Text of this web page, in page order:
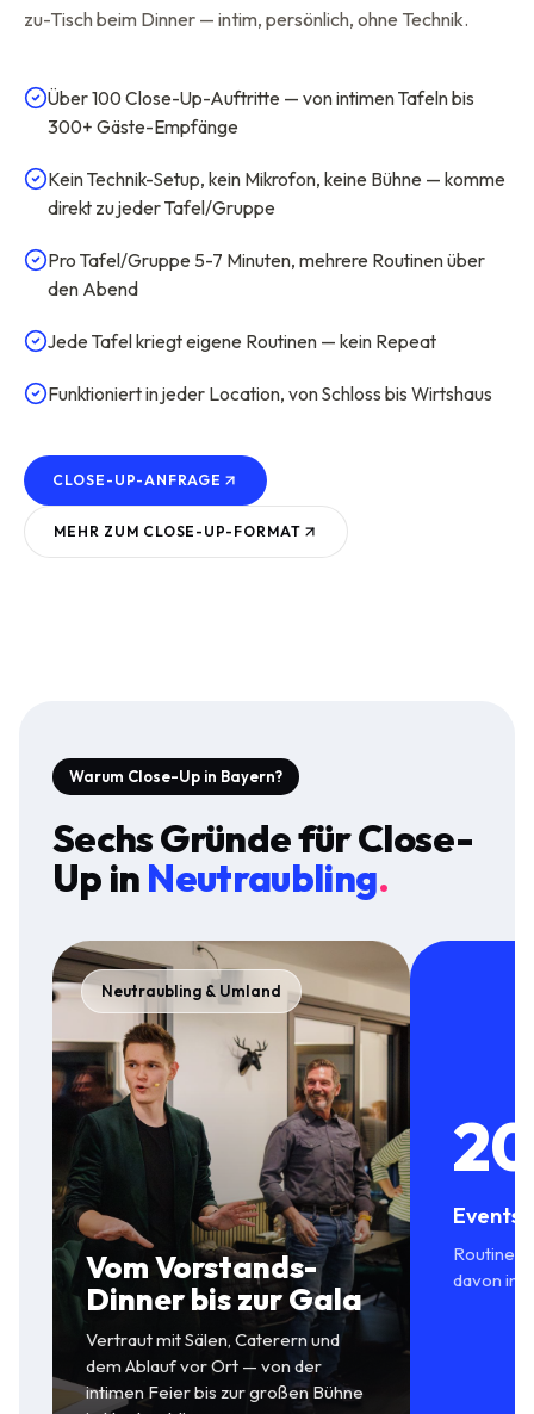
zu-Tisch beim Dinner — intim, persönlich, ohne Technik.
Über 100 Close-Up-Auftritte — von intimen Tafeln bis
300+ Gäste-Empfänge
Kein Technik-Setup, kein Mikrofon, keine Bühne — komme
direkt zu jeder Tafel/Gruppe
Pro Tafel/Gruppe 5-7 Minuten, mehrere Routinen über
den Abend
Jede Tafel kriegt eigene Routinen — kein Repeat
Funktioniert in jeder Location, von Schloss bis Wirtshaus
CLOSE-UP-ANFRAGE
MEHR ZUM CLOSE-UP-FORMAT
Warum Close-Up in Bayern?
Sechs Gründe fürClose-
Up in Neutraubling.
Neutraubling & Umland
Vom Vorstands-
Dinner bis zur Gala
Vertraut mit Sälen, Caterern und
dem Ablauf vor Ort — von der
intimen Feier bis zur großen Bühne
Events
Routine
davon in